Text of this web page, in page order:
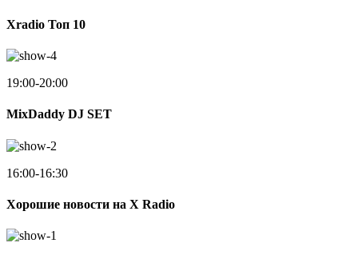
Xradio Топ 10
19:00-20:00
MixDaddy DJ SET
16:00-16:30
Хорошие новости на X Radio